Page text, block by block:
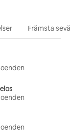
Främsta